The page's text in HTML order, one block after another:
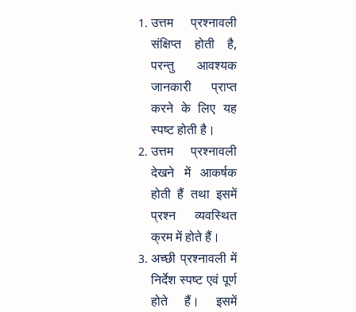
उत्तम प्रश्नावली
संक्षिप्त होती है,
परन्तु आवश्यक
जानकारी प्राप्त
करने के लिए यह
स्पष्ट होती है।
उत्तम प्रश्नावली
देखने में आकर्षक
होती हैं तथा इसमें
प्रश्न व्यवस्थित
क्रम में होते हैं।
अच्छी प्रश्नावली में
निर्देश स्पष्ट एवं पूर्ण
होते हैं। इसमें